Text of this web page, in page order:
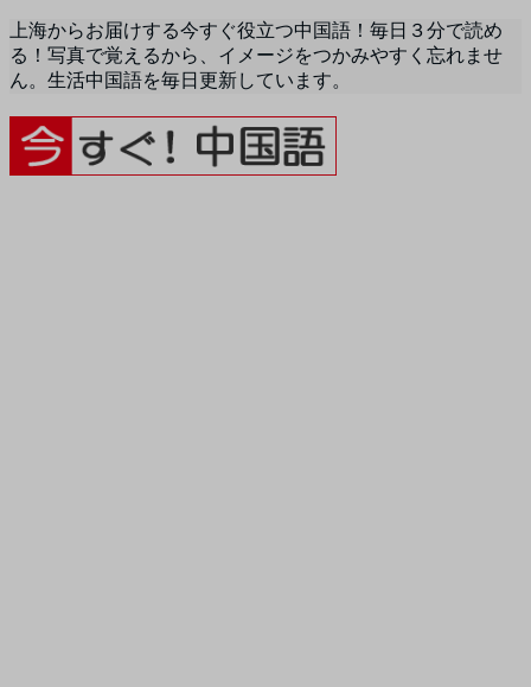
上海からお届けする今すぐ役立つ中国語！毎日３分で読め
る！写真で覚えるから、イメージをつかみやすく忘れませ
ん。生活中国語を毎日更新しています。